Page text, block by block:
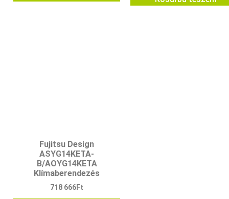
Fujitsu Design
ASYG14KETA-
B/AOYG14KETA
Klímaberendezés
718 666Ft